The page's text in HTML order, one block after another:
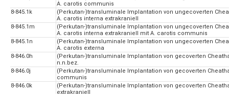
A. carotis communis
8-845.1k
(Perkutan-)transluminale Implantation von ungecoverten
A. carotis interna extrakraniell
8-845.1m
(Perkutan-)transluminale Implantation von ungecoverten
A. carotis interna extrakraniell mit A. carotis communis
8-845.1n
(Perkutan-)transluminale Implantation von ungecoverten
A. carotis externa
8-846.0h
(Perkutan-)transluminale Implantation von gecoverten
n.n.bez.
8-846.0j
(Perkutan-)transluminale Implantation von gecoverten
communis
8-846.0k
(Perkutan-)transluminale Implantation von gecoverten
extrakraniell